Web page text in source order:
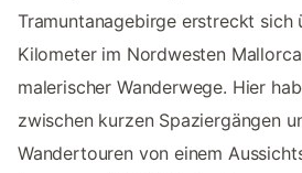
Tramuntanagebirge erstreckt sich
Kilometer im Nordwesten
malerischer Wanderwege. Hier
zwischen kurzen Spaziergängen
Wandertouren von einem